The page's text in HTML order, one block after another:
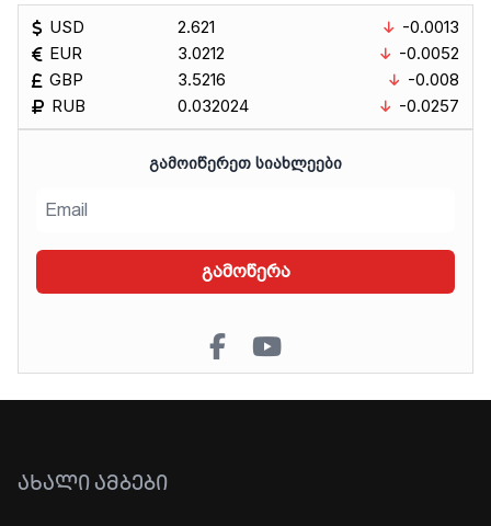
USD
EUR
GBP
RUB
2.621
3.0212
3.5216
0.032024
-0.0013
-0.0052
-0.008
-0.0257
ᲒᲐᲛᲝᲘᲬᲔᲠᲔᲗ ᲡᲘᲐᲮᲚᲔᲔᲑᲘ
გამოწერა
ᲐᲮᲐᲚᲘ ᲐᲛᲑᲔᲑᲘ